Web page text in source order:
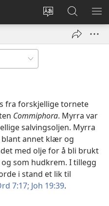
Endre
Logg
inn
vindu)
Søk
på
JW.ORG
VIS
fra forskjellige tornete
Commiphora. Myrra var
salvingsoljen. Myrra
annet klær og
med olje for å bli brukt
som hudkrem. I tillegg
i stand et lik til
7:17; Joh 19:39.